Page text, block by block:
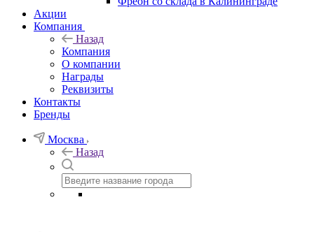
Акции
Компания
Назад
Компания
О компании
Награды
Реквизиты
Контакты
Бренды
Москва
Назад